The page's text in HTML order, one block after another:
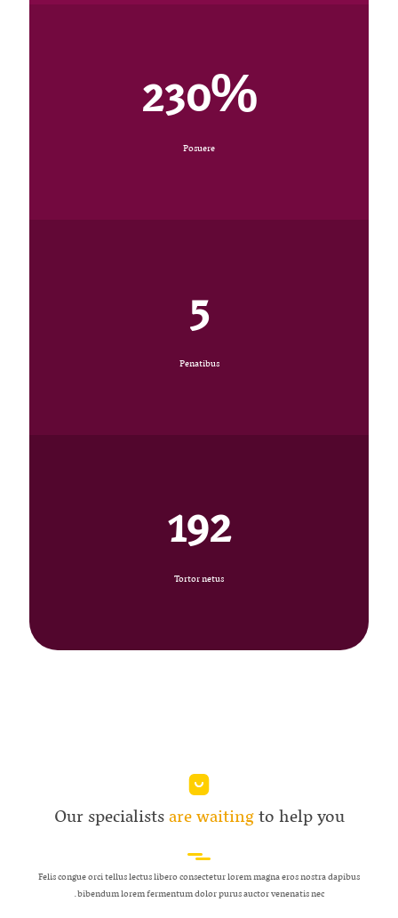
230%
Posuere
5
Penatibus
192
Tortor netus
Our specialistsare waitingto help you
Felis congue orci tellus lectus libero consectetur lorem magna eros nostra dapibus
bibendum lorem fermentum dolor purus auctor venenatis nec.